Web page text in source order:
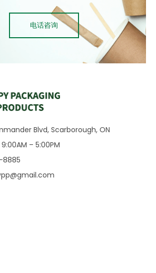
电话咨询
Blvd, Scarborough, ON
– 5:00PM
8885